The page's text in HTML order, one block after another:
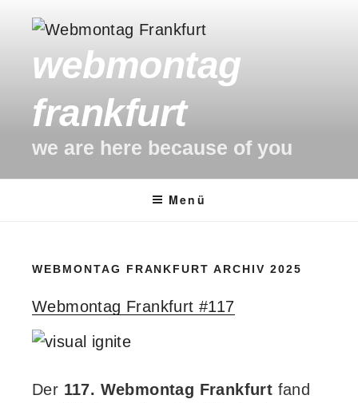
Inhalt
springen
webmontag
frankfurt
we are here because of you
Menü
WEBMONTAG FRANKFURT ARCHIV 2025
Webmontag Frankfurt #117
Der 117. Webmontag Frankfurt fand